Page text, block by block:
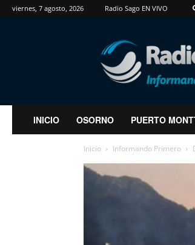
viernes, 7 agosto, 2026 Radio Sago EN VIVO
RadioSago
INICIO OSORNO PUERTO
Inicio Informando Primero